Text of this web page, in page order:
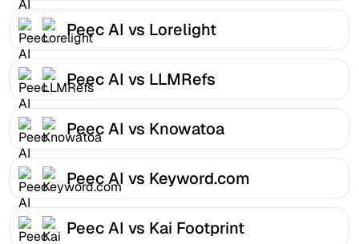
Peec AI vs Lorelight
Peec AI vs LLMRefs
Peec AI vs Knowatoa
Peec AI vs Keyword.com
Peec AI vs Kai Footprint